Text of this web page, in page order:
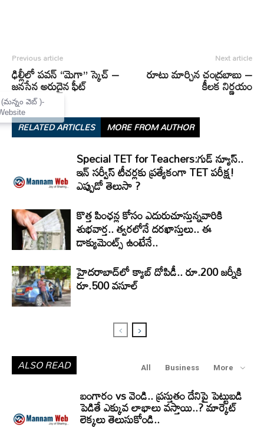
Previous article
ఢిల్లీలో పవన్ “మెగా” స్కెచ్ –
జనసేన అరుదైన ఫీట్
Next article
రూటు మార్చిన చంద్రబాబు –
కీలక నిర్ణయం
RELATED ARTICLES MORE FROM AUTHOR
Special TET for Teachers:గుడ్ న్యూస్..
ఇన్ సర్వీస్ టీచర్లకు ప్రత్యేకంగా TET పరీక్ష!
ఎప్పుడో తెలుసా ?
కొత్త పింఛన్ల కోసం ఎదురుచూస్తున్నవారికి
శుభవార్త.. త్వరలోనే దరఖాస్తులు.. ఈ
డాక్యుమెంట్స్ ఉంటేనే..
హైదరాబాద్‌లో క్యాబ్‌ దోపిడీ.. రూ.200 జర్నీకి
రూ.500 వసూల్
ALSO READ All Business More
బంగారం vs వెండి.. ప్రస్తుతం దేనిపై పెట్టుబడి
పెడితే ఎక్కువ లాభాలు వస్తాయి..? మార్కెట్
లెక్కలు తెలుసుకోండి..
×
Mannam Web (మన్నం వెబ్ )-